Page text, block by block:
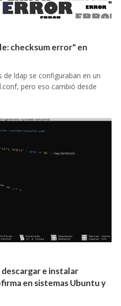
checksum error" en
ldap se configuraban en un
pero eso cambió desde
e instalar
en sistemas Ubuntu y